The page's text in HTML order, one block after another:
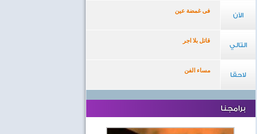
الآن
فى غمضة عين
التالي
قاتل بلا اجر
لاحقا
مساء الفن
برامجنا